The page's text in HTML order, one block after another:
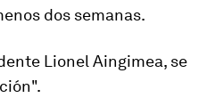
dos semanas.
Lionel Aingimea, se
.